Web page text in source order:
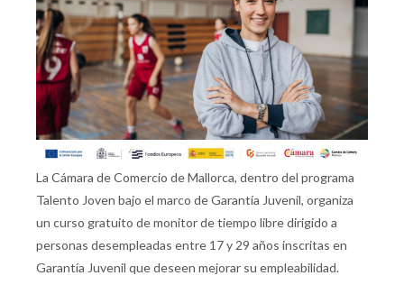
La Cámara de Comercio de Mallorca, dentro del programa
Talento Joven bajo el marco de Garantía Juvenil, organiza
un curso gratuito de monitor de tiempo libre dirigido a
personas desempleadas entre 17 y 29 años inscritas en
Garantía Juvenil que deseen mejorar su empleabilidad.